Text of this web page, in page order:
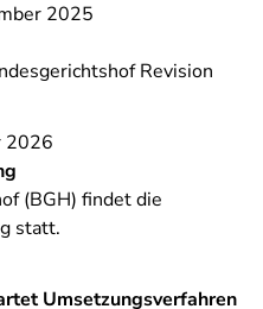
2025
Revision
2026
(BGH) findet die
statt.
Umsetzungsverfahren